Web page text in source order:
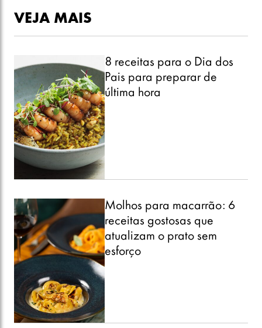
VEJA MAIS
8 receitas para o Dia dos
Pais para preparar de
última hora
Molhos para macarrão: 6
receitas gostosas que
atualizam o prato sem
esforço